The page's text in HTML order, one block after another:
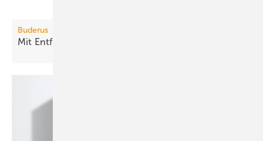
Buderus
Mit Entfeuchter effektiver